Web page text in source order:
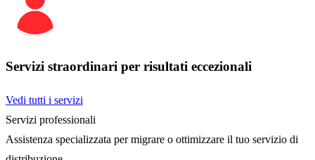
Servizi straordinari per risultati eccezionali
Vedi tutti i servizi
Servizi professionali
Assistenza specializzata per migrare o ottimizzare il tuo servizio di